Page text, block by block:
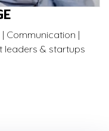
| Communication |
leaders & startups